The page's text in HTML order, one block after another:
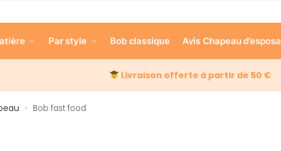
Par style Bob classique Avis Chapeau d’esposa
Livraison offerte à partir de 50 €
» Bob fast food